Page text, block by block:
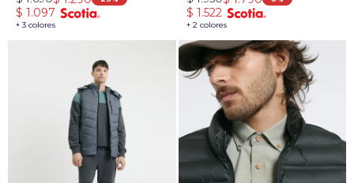
+ 3 colores
$ 1.097
+ 2 colores
$ 1.522